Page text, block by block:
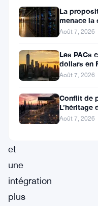
une
plus
grande
évolutivité,
une
niveau
et
une
intégration
plus
La
menace la
stakés et
Août 7, 2026
Les PACs
dollars en
après un
Août 7, 2026
Conflit de
L’héritage
Ian De
Août 7, 2026